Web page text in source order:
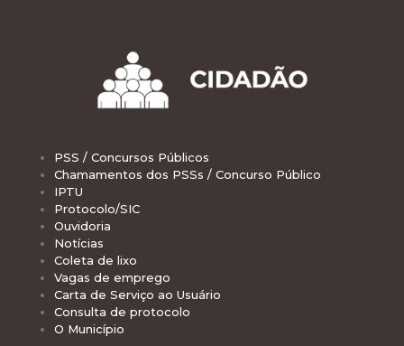
PSS / Concursos Públicos
Chamamentos dos PSSs / Concurso Público
IPTU
Protocolo/SIC
Ouvidoria
Notícias
Coleta de lixo
Vagas de emprego
Carta de Serviço ao Usuário
Consulta de protocolo
O Município